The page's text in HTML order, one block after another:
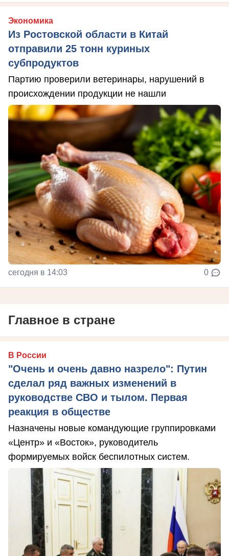
Экономика
Из Ростовской области в Китай
отправили 25 тонн куриных
субпродуктов
Партию проверили ветеринары, нарушений в
происхождении продукции не нашли
сегодня в 14:03 0
Главное в стране
В России
"Очень и очень давно назрело": Путин
сделал ряд важных изменений в
руководстве СВО и тылом. Первая
реакция в обществе
Назначены новые командующие группировками
«Центр» и «Восток», руководитель
формируемых войск беспилотных систем.